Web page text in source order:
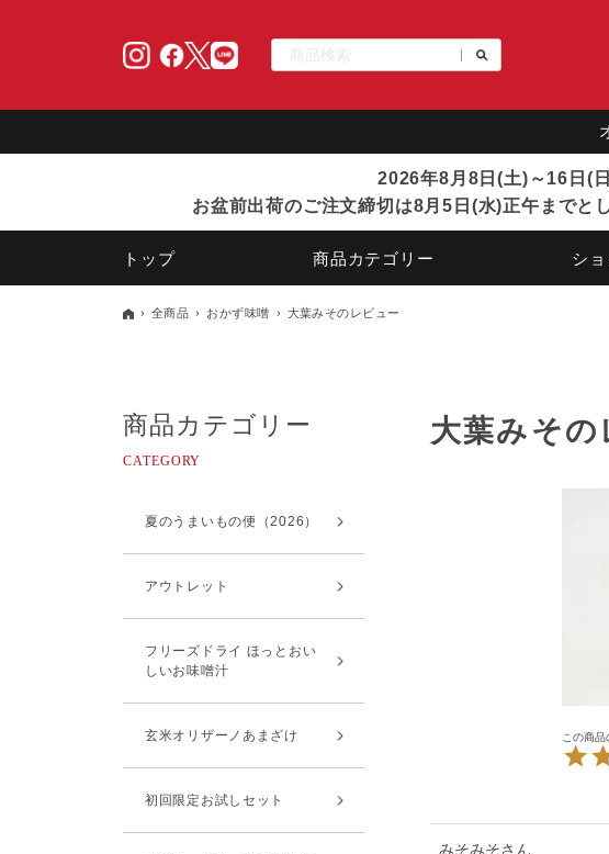
2026年8月8日(土)～16日(
お盆前出荷のご注文締切は8月5日(水)正午までと
トップ 商品カテゴリー シ
全商品 おかず味噌 大葉みそのレビュー
商品カテゴリー
夏のうまいもの便（2026）
アウトレット
フリーズドライ ほっとおい
しいお味噌汁
玄米オリザーノあまざけ
初回限定お試しセット
大葉みその
みそみそ